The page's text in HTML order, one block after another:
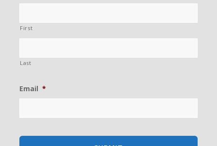
First
Last
Email *